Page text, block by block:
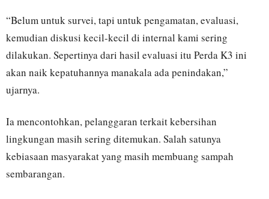
“Belum untuk survei, tapi untuk pengamatan, evaluasi,
kemudian diskusi kecil-kecil di internal kami sering
dilakukan. Sepertinya dari hasil evaluasi itu Perda K3 ini
akan naik kepatuhannya manakala ada penindakan,”
ujarnya.
Ia mencontohkan, pelanggaran terkait kebersihan
lingkungan masih sering ditemukan. Salah satunya
kebiasaan masyarakat yang masih membuang sampah
sembarangan.